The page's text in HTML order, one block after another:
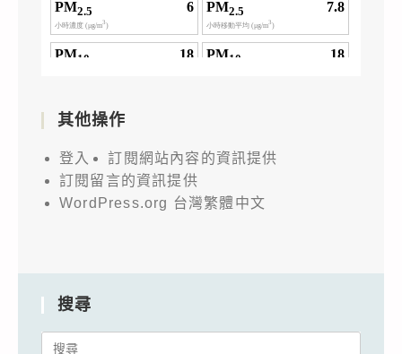
其他操作
登入
訂閱網站內容的資訊提供
訂閱留言的資訊提供
WordPress.org 台灣繁體中文
搜尋
Search